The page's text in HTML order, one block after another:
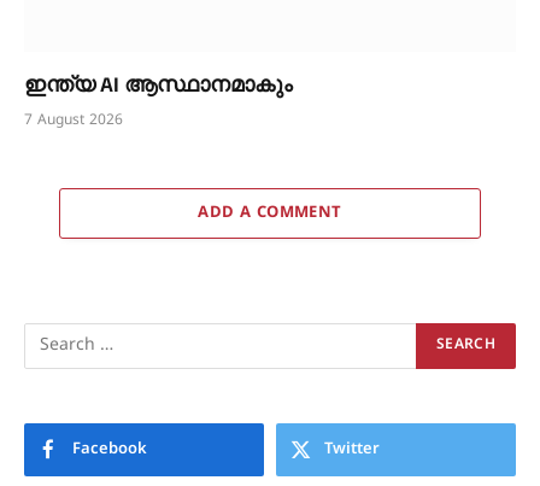
ഇന്ത്യ AI ആസ്ഥാനമാകും
7 August 2026
ADD A COMMENT
Facebook Twitter